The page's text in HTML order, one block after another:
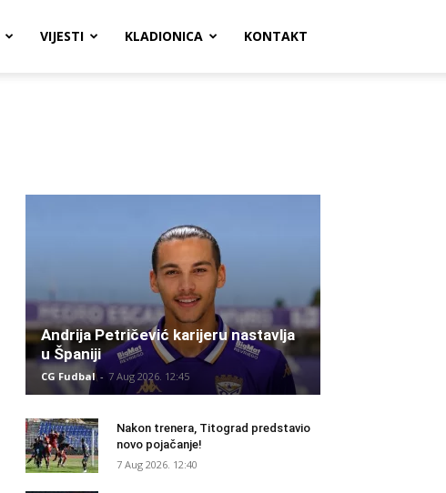
VIJESTI KLADIONICA KONTAKT
Andrija Petričević karijeru nastavlja
u Španiji
CG Fudbal - 7 Aug 2026. 12:45
Nakon trenera, Titograd predstavio
novo pojačanje!
7 Aug 2026. 12:40